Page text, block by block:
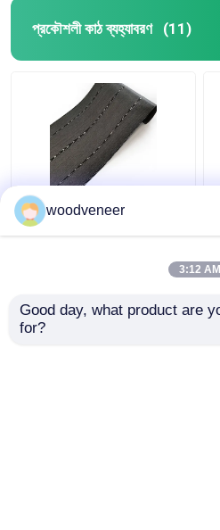
প্রকৌশলী কাঠ ব্যহ্যাবরণ (11)
জলরোধী ইঞ্জিনিয়ারিং কাঠের
ফিনিয়ার ইউভি লেপ
woodveneer
3:12 AM
Good day, what product are
for?